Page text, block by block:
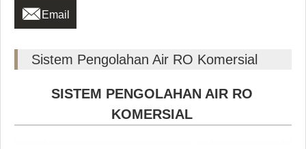
 Email
Sistem Pengolahan Air RO Komersial
SISTEM PENGOLAHAN AIR RO
KOMERSIAL